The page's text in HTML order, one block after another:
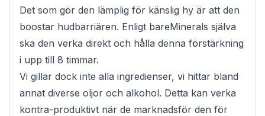
Det som gör den lämplig för känslig hy är att den
boostar hudbarriären. Enligt bareMinerals själva
ska den verka direkt och hålla denna förstärkning
i upp till 8 timmar.
Vi gillar dock inte alla ingredienser, vi hittar bland
annat diverse oljor och alkohol. Detta kan verka
kontra-produktivt när de marknadsför den för